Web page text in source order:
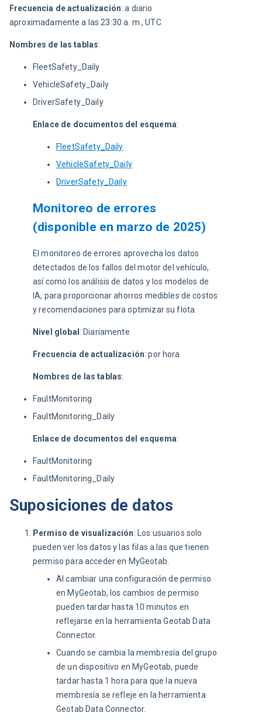
Frecuencia de actualización: a diario
aproximadamente a las 23:30 a. m., UTC
Nombres de las tablas:
FleetSafety_Daily
VehicleSafety_Daily
DriverSafety_Daily
Enlace de documentos del esquema:
FleetSafety_Daily
VehicleSafety_Daily
DriverSafety_Daily
Monitoreo de errores
(disponible en marzo de 2025)
El monitoreo de errores aprovecha los datos
detectados de los fallos del motor del vehículo,
así como los análisis de datos y los modelos de
IA, para proporcionar ahorros medibles de costos
y recomendaciones para optimizar su flota.
Nivel global : Diariamente
Frecuencia de actualización: por hora
Nombres de las tablas:
FaultMonitoring
FaultMonitoring_Daily
Enlace de documentos del esquema:
FaultMonitoring
FaultMonitoring_Daily
Suposiciones de datos
Permiso de visualización: Los usuarios solo
pueden ver los datos y las filas a las que tienen
permiso para acceder en MyGeotab.
Al cambiar una configuración de permiso
en MyGeotab, los cambios de permiso
pueden tardar hasta 10 minutos en
reflejarse en la herramienta Geotab Data
Connector.
Cuando se cambia la membresía del grupo
de un dispositivo en MyGeotab, puede
tardar hasta 1 hora para que la nueva
membresía se refleje en la herramienta
Geotab Data Connector.